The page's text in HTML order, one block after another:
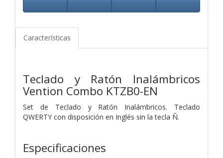
Características
Teclado y Ratón Inalámbricos
Vention Combo KTZB0-EN
Set de Teclado y Ratón Inalámbricos. Teclado
QWERTY con disposición en Inglés sin la tecla Ñ.
Especificaciones